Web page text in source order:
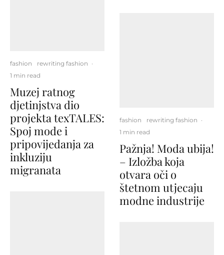
fashion rewriting fashion ·
1 min read
Muzej ratnog
djetinjstva dio
projekta texTALES:
Spoj mode i
pripovijedanja za
inkluziju
migranata
fashion rewriting fashion ·
1 min read
Pažnja! Moda ubija!
– Izložba koja
otvara oči o
štetnom utjecaju
modne industrije